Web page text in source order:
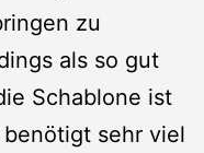
zu
als so gut
Schablone ist
sehr viel